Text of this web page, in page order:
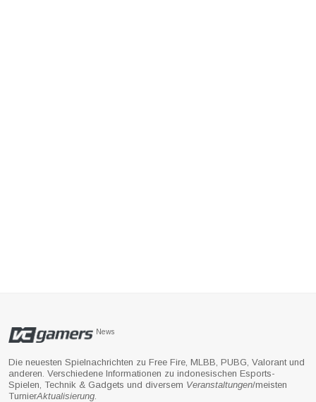
News
Die neuesten Spielnachrichten zu Free Fire, MLBB, PUBG, Valorant und
anderen. Verschiedene Informationen zu indonesischen Esports-
Spielen, Technik & Gadgets und diversem Veranstaltungen/meisten
TurnierAktualisierung